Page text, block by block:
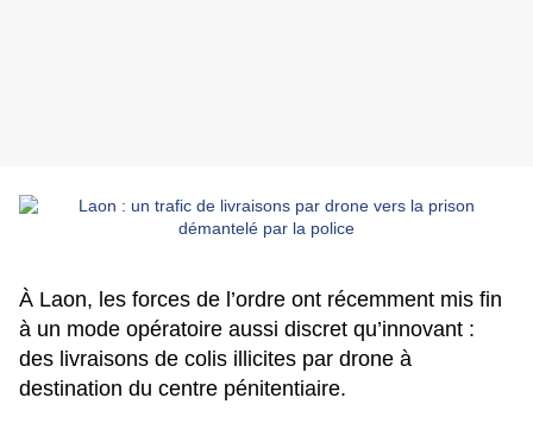
À Laon, les forces de l’ordre ont récemment mis fin
à un mode opératoire aussi discret qu’innovant :
des livraisons de colis illicites par drone à
destination du centre pénitentiaire.